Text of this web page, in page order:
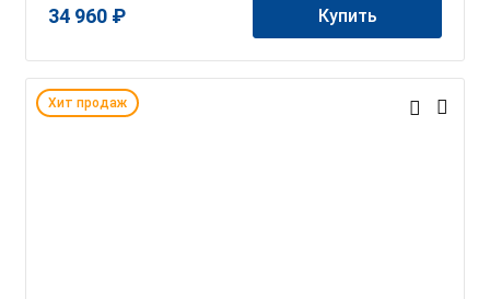
34 960 ₽ Купить
Хит продаж